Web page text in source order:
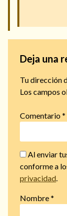
Deja una
Tu dirección
Los campos
Comentario*
Al enviar
conforme a
privacidad.
Nombre*